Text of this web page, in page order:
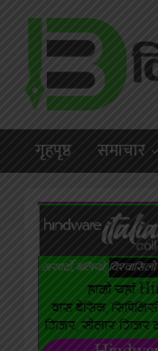
गृहपृष्ठ समाचार